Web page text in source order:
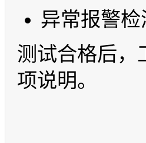
异常报警
测试合格后，
项说明。